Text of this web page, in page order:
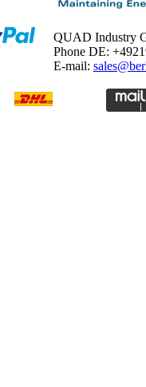
QUAD Industry
Phone DE:
E-mail: